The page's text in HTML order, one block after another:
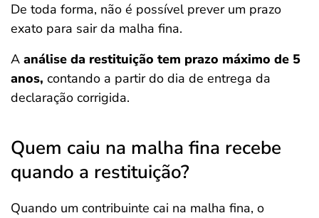
De toda forma, não é possível prever um prazo
exato para sair da malha fina.
A análise da restituição tem prazo máximo de 5
anos, contando a partir do dia de entrega da
declaração corrigida.
Quem caiu na malha fina recebe
quando a restituição?
Quando um contribuinte cai na malha fina, o